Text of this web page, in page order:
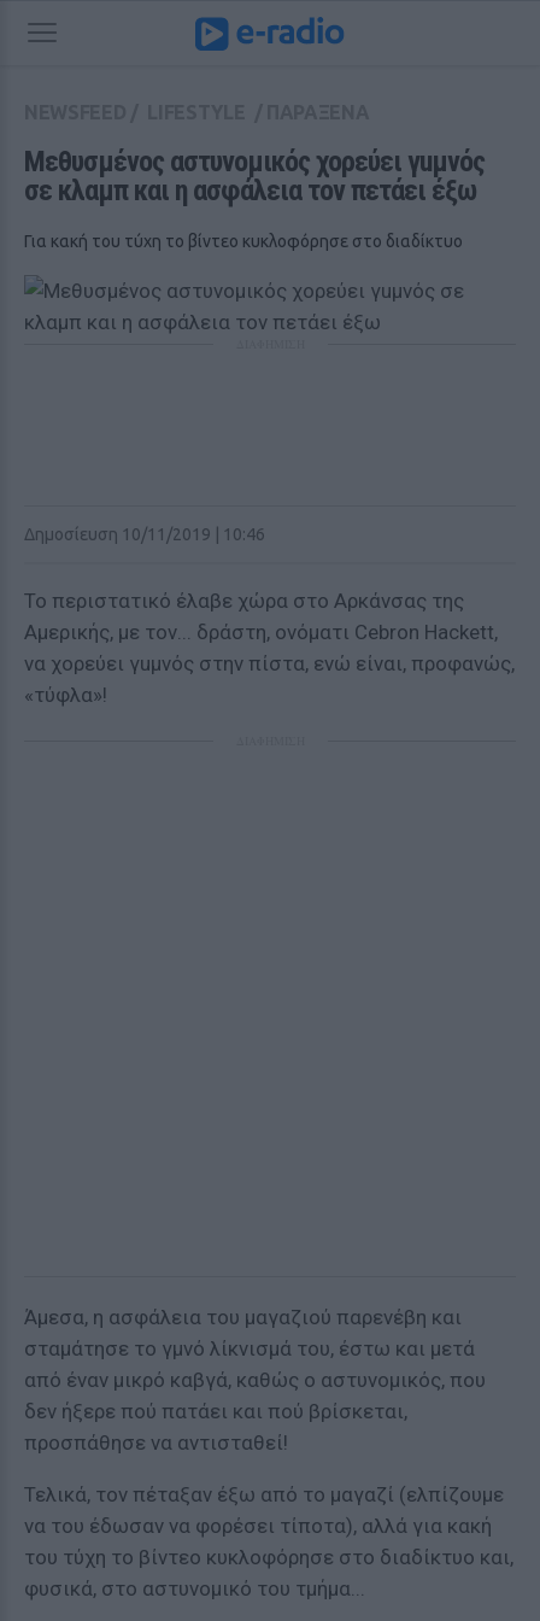
Μεθυσμένος αστυνομικός χορεύει γuμνός
σε κλαμπ και η ασφάλεια τον πετάει έξω
Για κακή του τύχη το βίντεο κυκλοφόρησε στο διαδίκτυο
Δημοσίευση 10/11/2019 | 10:46
Το περιστατικό έλαβε χώρα στο Αρκάνσας της
Αμερικής, με τον... δράστη, ονόματι Cebron Hackett,
να χορεύει γuμνός στην πίστα, ενώ είναι, προφανώς,
«τύφλα»!
Άμεσα, η ασφάλεια του μαγαζιού παρενέβη και
σταμάτησε το γμνό λίκνισμά του, έστω και μετά
από έναν μικρό καβγά, καθώς ο αστυνομικός, που
δεν ήξερε πού πατάει και πού βρίσκεται,
προσπάθησε να αντισταθεί!
Τελικά, τον πέταξαν έξω από το μαγαζί (ελπίζουμε
να του έδωσαν να φορέσει τίποτα), αλλά για κακή
του τύχη το βίντεο κυκλοφόρησε στο διαδίκτυο και,
φυσικά, στο αστυνομικό του τμήμα...